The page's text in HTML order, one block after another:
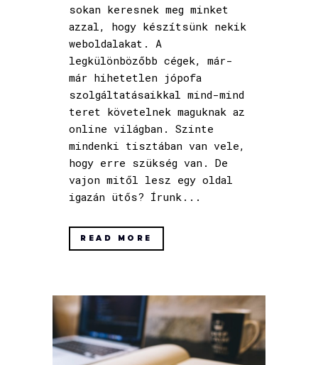
sokan keresnek meg minket
azzal, hogy készítsünk nekik
weboldalakat. A
legkülönbözőbb cégek, már-
már hihetetlen jópofa
szolgáltatásaikkal mind-mind
teret követelnek maguknak az
online világban. Szinte
mindenki tisztában van vele,
hogy erre szükség van. De
vajon mitől lesz egy oldal
igazán ütős? Írunk...
READ MORE